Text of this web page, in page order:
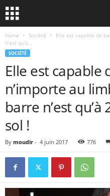
Home Société
Elle est capable de
n’est qu’à...
SOCIÉTÉ
Elle est capable
n’importe au
barre n’est
sol !
By moudir - 4 juin 2017 776